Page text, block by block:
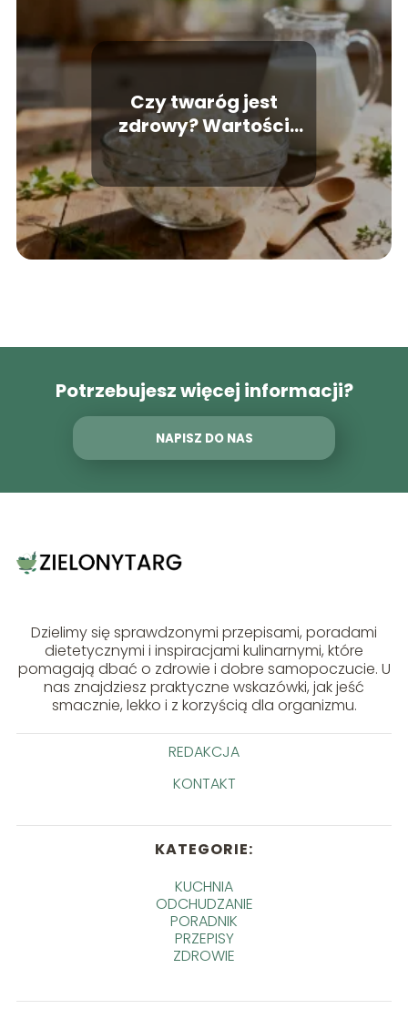
Czy twaróg jest
zdrowy? Wartości
odżywcze i właściwości
Potrzebujesz więcej informacji?
NAPISZ DO NAS
Dzielimy się sprawdzonymi przepisami, poradami
dietetycznymi i inspiracjami kulinarnymi, które
pomagają dbać o zdrowie i dobre samopoczucie. U
nas znajdziesz praktyczne wskazówki, jak jeść
smacznie, lekko i z korzyścią dla organizmu.
REDAKCJA
KONTAKT
KATEGORIE:
KUCHNIA
ODCHUDZANIE
PORADNIK
PRZEPISY
ZDROWIE